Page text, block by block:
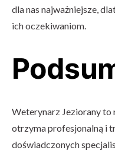
dla nas najważniejsze,
ich oczekiwaniom.
Weterynarz Jeziorany to
otrzyma profesjonalną i
doświadczonych